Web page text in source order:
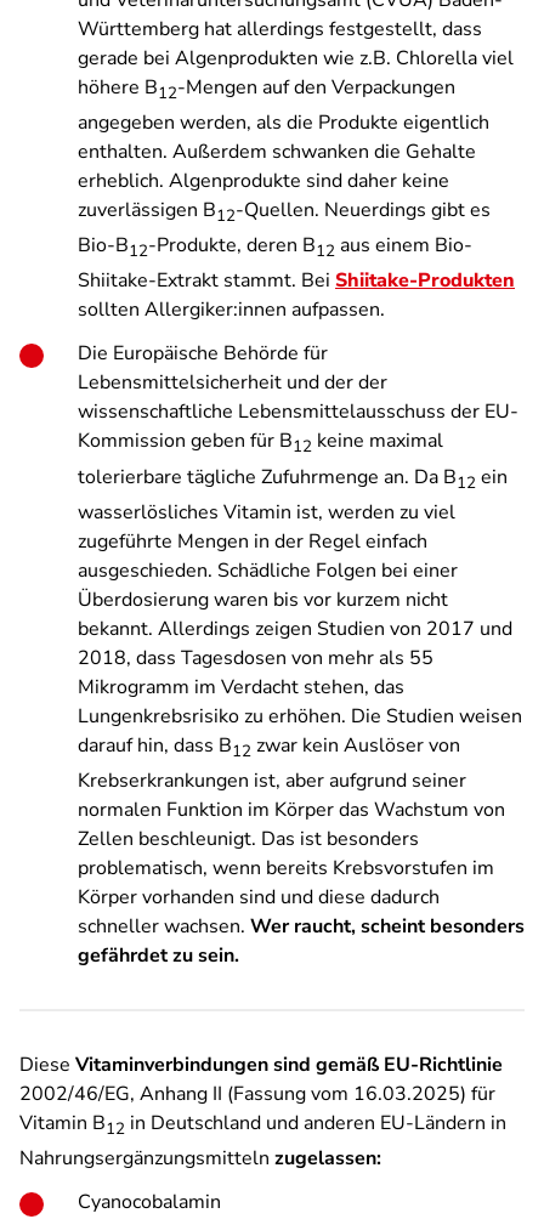
Württemberg hat allerdings festgestellt, dass
gerade bei Algenprodukten wie z.B. Chlorella viel
höhere B12-Mengen auf den Verpackungen
angegeben werden, als die Produkte eigentlich
enthalten. Außerdem schwanken die Gehalte
erheblich. Algenprodukte sind daher keine
zuverlässigen B12-Quellen. Neuerdings gibt es
Bio-B12-Produkte, deren B12 aus einem Bio-
Shiitake-Extrakt stammt. Bei Shiitake-Produkten
sollten Allergiker:innen aufpassen.
Die Europäische Behörde für
Lebensmittelsicherheit und der der
wissenschaftliche Lebensmittelausschuss der EU-
Kommission geben für B12 keine maximal
tolerierbare tägliche Zufuhrmenge an. Da B12 ein
wasserlösliches Vitamin ist, werden zu viel
zugeführte Mengen in der Regel einfach
ausgeschieden. Schädliche Folgen bei einer
Überdosierung waren bis vor kurzem nicht
bekannt. Allerdings zeigen Studien von 2017 und
2018, dass Tagesdosen von mehr als 55
Mikrogramm im Verdacht stehen, das
Lungenkrebsrisiko zu erhöhen. Die Studien weisen
darauf hin, dass B12 zwar kein Auslöser von
Krebserkrankungen ist, aber aufgrund seiner
normalen Funktion im Körper das Wachstum von
Zellen beschleunigt. Das ist besonders
problematisch, wenn bereits Krebsvorstufen im
Körper vorhanden sind und diese dadurch
schneller wachsen. Wer raucht, scheint besonders
gefährdet zu sein.
Diese Vitaminverbindungen sind gemäß EU-Richtlinie
2002/46/EG, Anhang II (Fassung vom 16.03.2025) für
Vitamin B12 in Deutschland und anderen EU-Ländern in
Nahrungsergänzungsmitteln zugelassen:
Cyanocobalamin